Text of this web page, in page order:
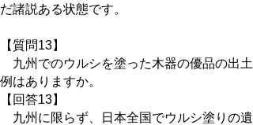
だ諸説ある状態です。
【質問13】
九州でのウルシを塗った木器の優品の出土
例はありますか。
【回答13】
九州に限らず、日本全国でウルシ塗りの遺